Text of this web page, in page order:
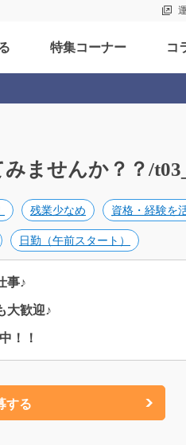
特集コーナー コ
ませんか？？/
残業少なめ 資格・経験を
日勤（午前スタート）
事♪
大歓迎♪
！！
する